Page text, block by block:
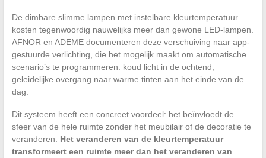
De dimbare slimme lampen met instelbare kleurtemperatuur
kosten tegenwoordig nauwelijks meer dan gewone LED-lampen.
AFNOR en ADEME documenteren deze verschuiving naar app-
gestuurde verlichting, die het mogelijk maakt om automatische
scenario’s te programmeren: koud licht in de ochtend,
geleidelijke overgang naar warme tinten aan het einde van de
dag.
Dit systeem heeft een concreet voordeel: het beïnvloedt de
sfeer van de hele ruimte zonder het meubilair of de decoratie te
veranderen. Het veranderen van de kleurtemperatuur
transformeert een ruimte meer dan het veranderen van